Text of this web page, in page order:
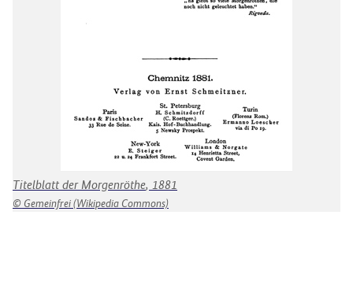
Titelblatt derMorgenröthe, 1881
Gemeinfrei (Wikipedia Commons)